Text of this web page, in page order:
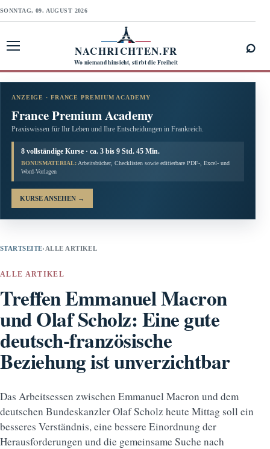
SONNTAG, 09. AUGUST 2026
NACHRICHTEN.FR
Wo niemand hinsieht, stirbt die Freiheit
⌕
ANZEIGE · FRANCE PREMIUM ACADEMY
France Premium Academy
Praxiswissen für Ihr Leben und Ihre Entscheidungen in Frankreich.
8 vollständige Kurse · ca. 3 bis 9 Std. 45 Min.
BONUSMATERIAL: Arbeitsbücher, Checklisten sowie editierbare PDF-, Excel- und
Word-Vorlagen
KURSE ANSEHEN →
STARTSEITE› ALLE ARTIKEL
ALLE ARTIKEL
Treffen Emmanuel Macron
und Olaf Scholz: Eine gute
deutsch-französische
Beziehung ist unverzichtbar
Das Arbeitsessen zwischen Emmanuel Macron und dem
deutschen Bundeskanzler Olaf Scholz heute Mittag soll ein
besseres Verständnis, eine bessere Einordnung der
Herausforderungen und die gemeinsame Suche nach